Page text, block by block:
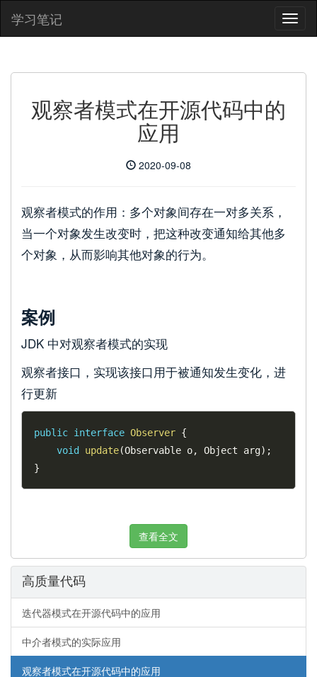
学习笔记
观察者模式在开源代码中的
应用
2020-09-08
观察者模式的作用：多个对象间存在一对多关系，
当一个对象发生改变时，把这种改变通知给其他多
个对象，从而影响其他对象的行为。
案例
JDK 中对观察者模式的实现
观察者接口，实现该接口用于被通知发生变化，进
行更新
public interface Observer {
void
update(Observable o, Object arg) ;
}
查看全文
高质量代码
迭代器模式在开源代码中的应用
中介者模式的实际应用
观察者模式在开源代码中的应用